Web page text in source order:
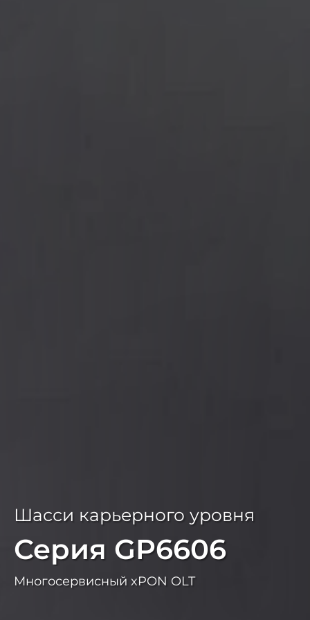
Высокопроизводительный
Серия WAP2100-T
Потолочный/настольный
интеллектуальный точка доступа
Шасси карьерного уровня
Серия GP6606
Многосервисный xPON OLT